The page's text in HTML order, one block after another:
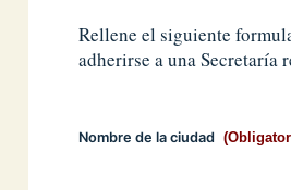
Rellene el siguiente
adherirse a una Secretaría
Nombre de la ciudad